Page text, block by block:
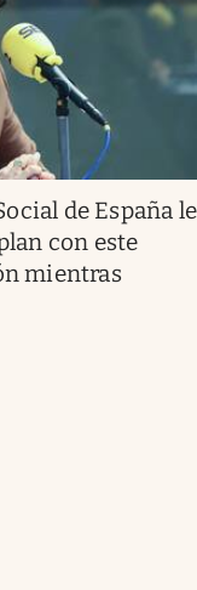
de España le
con este
mientras